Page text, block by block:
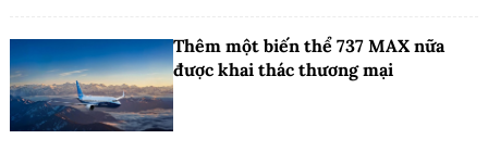
Thêm một biến thể 737 MAX nữa
được khai thác thương mại